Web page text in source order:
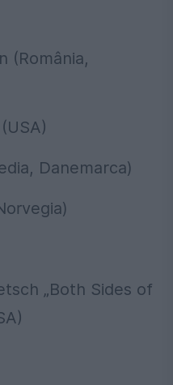
(România,
Danemarca)
„Both Sides of